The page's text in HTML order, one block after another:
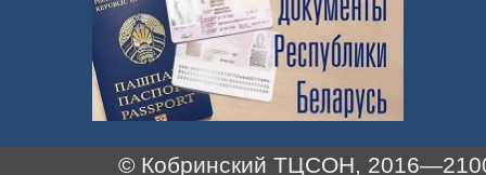
© Кобринский ТЦСОН,